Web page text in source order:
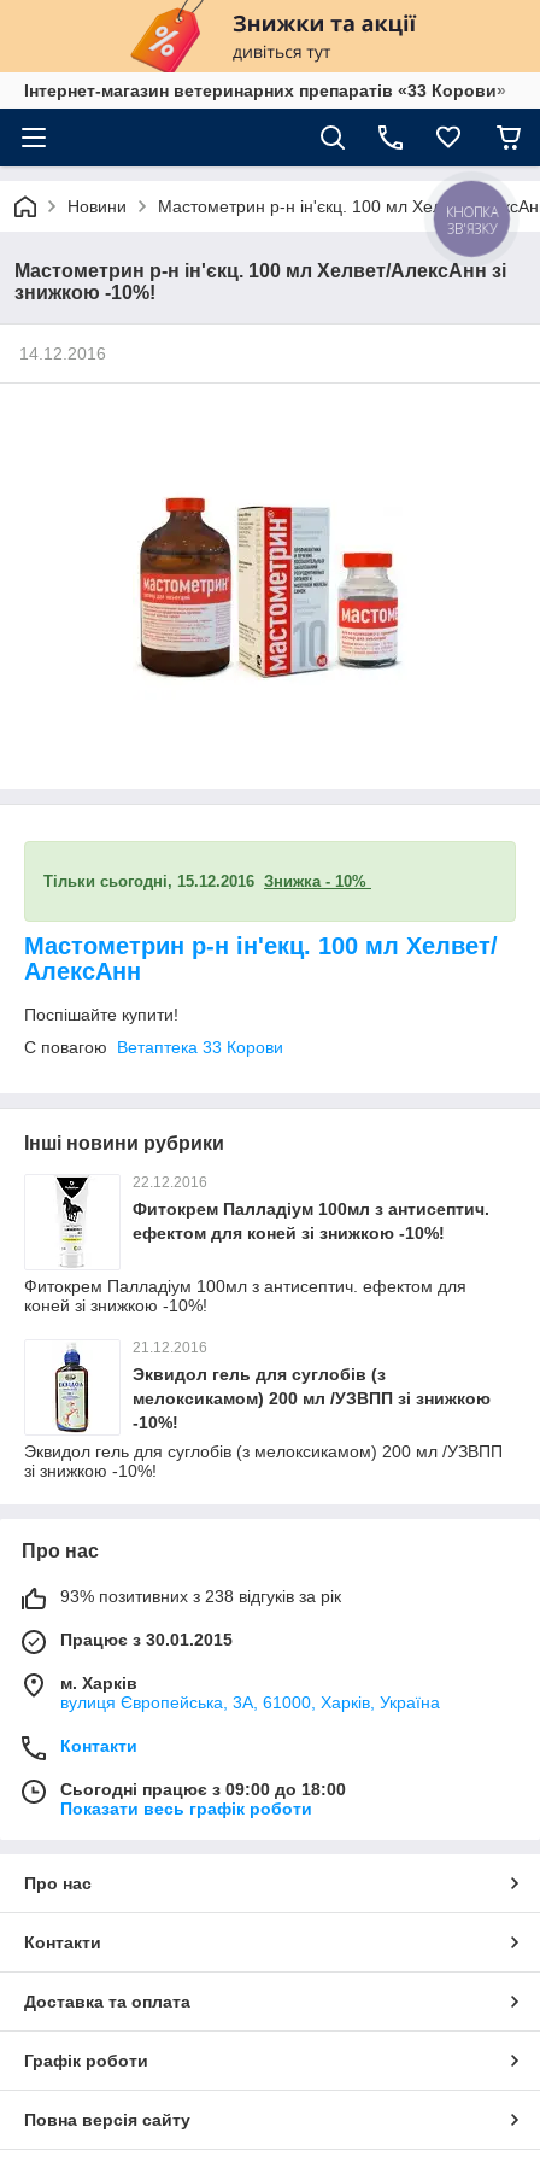
Інтернет-магазин ветеринарних препаратів «33 Корови»
Новини Мастометрин р-н ін'єкц. 100 мл Хелвет/
Мастометрин р-н ін'єкц. 100 мл Хелвет/АлексАнн зі
знижкою -10%!
14.12.2016
Тільки сьогодні, 15.12.2016 Знижка - 10%
Мастометрин р-н ін'екц. 100 мл Хелвет/
АлексАнн
Поспішайте купити!
С повагою Ветаптека 33 Корови
Інші новини рубрики
22.12.2016
Фитокрем Палладіум 100мл з антисептич.
ефектом для коней зі знижкою -10%!
Фитокрем Палладіум 100мл з антисептич. ефектом для
коней зі знижкою -10%!
21.12.2016
Эквидол гель для суглобів (з
мелоксикамом) 200 мл /УЗВПП зі знижкою
-10%!
Эквидол гель для суглобів (з мелоксикамом) 200 мл /УЗВПП
зі знижкою -10%!
Про нас
93% позитивних з 238 відгуків за рік
Працює з 30.01.2015
м. Харків
вулиця Європейська, 3А, 61000, Харків, Україна
Контакти
Сьогодні працює з 09:00 до 18:00
Показати весь графік роботи
Про нас
Контакти
Доставка та оплата
Графік роботи
Повна версія сайту
КНОПКА
ЗВ'ЯЗКУ